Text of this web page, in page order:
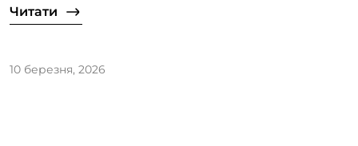
Читати
10 березня, 2026